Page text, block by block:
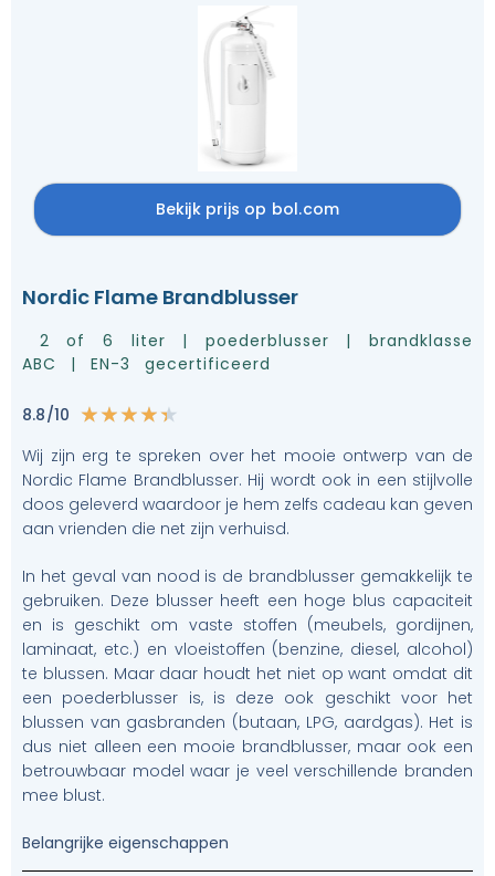
Bekijk prijs op bol.com
Nordic Flame Brandblusser
2 of 6 liter | poederblusser | brandklasse
ABC | EN-3 gecertificeerd
8.8/10 ★ ★ ★ ★ ★
Wij zijn erg te spreken over het mooie ontwerp van de
Nordic Flame Brandblusser. Hij wordt ook in een stijlvolle
doos geleverd waardoor je hem zelfs cadeau kan geven
aan vrienden die net zijn verhuisd.
In het geval van nood is de brandblusser gemakkelijk te
gebruiken. Deze blusser heeft een hoge blus capaciteit
en is geschikt om vaste stoffen (meubels, gordijnen,
laminaat, etc.) en vloeistoffen (benzine, diesel, alcohol)
te blussen. Maar daar houdt het niet op want omdat dit
een poederblusser is, is deze ook geschikt voor het
blussen van gasbranden (butaan, LPG, aardgas). Het is
dus niet alleen een mooie brandblusser, maar ook een
betrouwbaar model waar je veel verschillende branden
mee blust.
Belangrijke eigenschappen